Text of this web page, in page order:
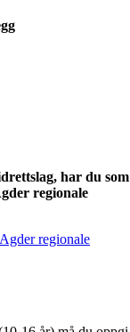
har du som
regionale
Agder regionale